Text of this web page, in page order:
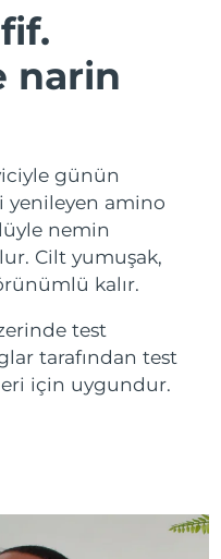
narin
günün
amino
nemin
Cilt yumuşak,
kalır.
test
tarafından test
için uygundur.